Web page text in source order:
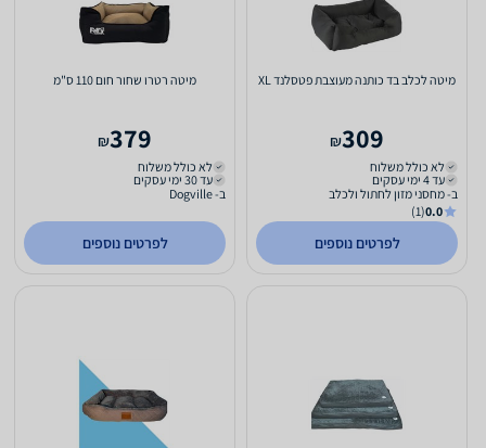
מיטה לכלב בד כותנה מעוצבת פטסלנד XL
309
₪
לא כולל משלוח
עד 4 ימי עסקים
ב- מחסני מזון לחתול ולכלב
0.0
(1)
לפרטים נוספים
מיטה רטרו שחור חום 110 ס"מ
379
₪
לא כולל משלוח
עד 30 ימי עסקים
ב- Dogville
לפרטים נוספים